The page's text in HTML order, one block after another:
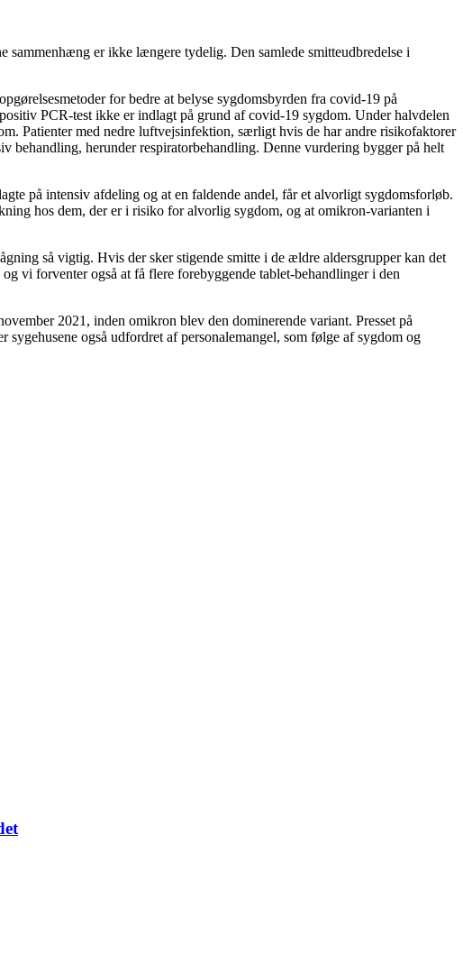
er ikke længere tydelig. Den samlede smitteudbredelse i
for bedre at belyse sygdomsbyrden fra covid-19 på
PCR-test ikke er indlagt på grund af covid-19 sygdom. Under halvdelen
Patienter med nedre luftvejsinfektion, særligt hvis de har andre risikofaktorer
herunder respiratorbehandling. Denne vurdering bygger på helt
på intensiv afdeling og at en faldende andel, får et alvorligt sygdomsforløb.
hos dem, der er i risiko for alvorlig sygdom, og at omikron-varianten i
så vigtig. Hvis der sker stigende smitte i de ældre aldersgrupper kan det
vi forventer også at få flere forebyggende tablet-behandlinger i den
2021, inden omikron blev den dominerende variant. Presset på
også udfordret af personalemangel, som følge af sygdom og